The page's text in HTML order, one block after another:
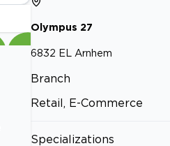
Olympus 27
6832 EL Arnhem
Branch
Retail, E-Commerce
Specializations